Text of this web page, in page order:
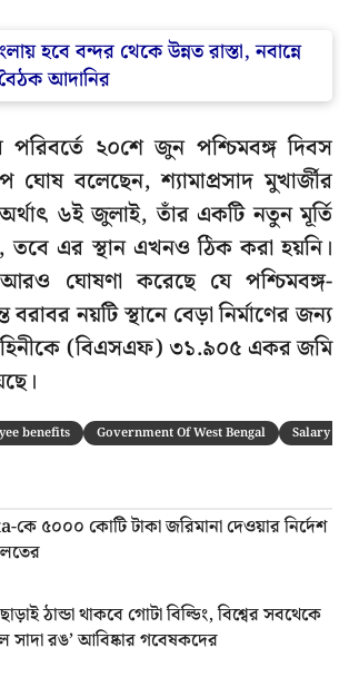
হবে বন্দর থেকে উন্নত রাস্তা, নবান্নে
বৈঠক আদানির
পরিবর্তে ২০শে জুন পশ্চিমবঙ্গ দিবস
ঘোষ বলেছেন, শ্যামাপ্রসাদ মুখার্জীর
অর্থাৎ ৬ই জুলাই, তাঁর একটি নতুন মূর্তি
তবে এর স্থান এখনও ঠিক করা হয়নি।
ঘোষণা করেছে যে পশ্চিমবঙ্গ-
বরাবর নয়টি স্থানে বেড়া নির্মাণের জন্য
(বিএসএফ) ৩১.৯০৫ একর জমি
benefits Government Of West Bengal Salary
কে ৫০০০ কোটি টাকা জরিমানা দেওয়ার নির্দেশ
ঠান্ডা থাকবে গোটা বিল্ডিং, বিশ্বের সবথেকে
সাদা রঙ’ আবিষ্কার গবেষকদের